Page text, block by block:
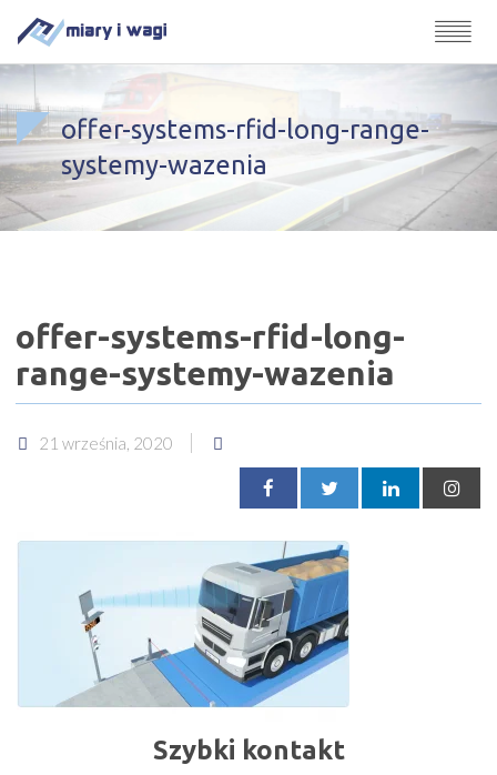
offer-systems-rfid-long-range-
systemy-wazenia
offer-systems-rfid-long-
range-systemy-wazenia
21 września, 2020
Szybki kontakt